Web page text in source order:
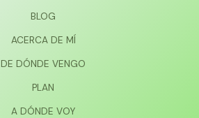
BLOG
ACERCA DE MÍ
DE DÓNDE VENGO
PLAN
A DÓNDE VOY